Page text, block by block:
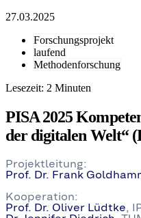
27.03.2025
Forschungsprojekt
laufend
Methodenforschung
Lesezeit:
PISA 2025
der digitalen Welt“
Projektleitung:
Prof. Dr. Frank
Kooperation:
Prof. Dr. Oliver Lüdtke,